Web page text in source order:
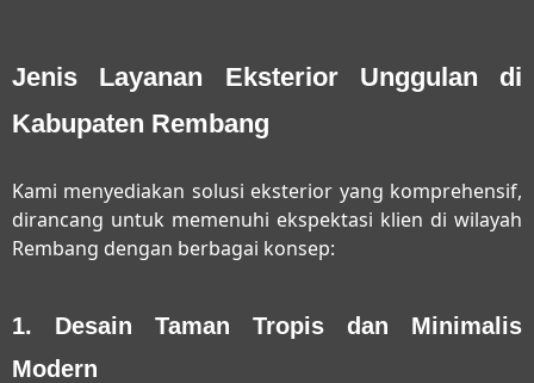
Jenis Layanan Eksterior Unggulan di
Kabupaten Rembang
Kami menyediakan solusi eksterior yang komprehensif,
dirancang untuk memenuhi ekspektasi klien di wilayah
Rembang dengan berbagai konsep:
1. Desain Taman Tropis dan Minimalis
Modern